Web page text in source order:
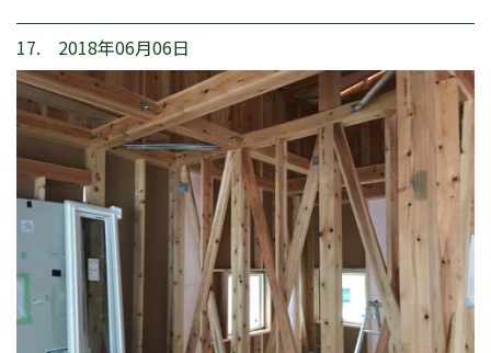
17. 2018年06月06日